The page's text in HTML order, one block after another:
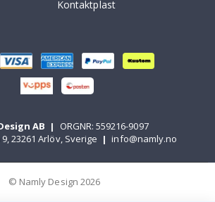
Kontaktplast
AB |
ORGNR: 559216-9097
23261 Arlöv, Sverige | info@namly.no
© Namly Design 2026